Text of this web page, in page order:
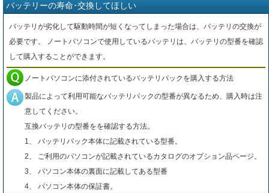
バッテリーの寿命･交換してほしい
バッテリが劣化して駆動時間が短くなってしまった場合は、バッテリの交換が
必要です。 ノートパソコンで使用しているバッテリは、バッテリの型番を確認
して購入することができます。
ノートパソコンに添付されているバッテリパックを購入する方法
製品によって利用可能なバッテリパックの型番が異なるため、購入時は注
意してください。
互換バッテリの型番をを確認する方法。
1、 バッテリパック本体に記載されている型番。
2、 ご利用のパソコンが記載されているカタログのオプション品ページ。
3、 パソコン本体の裏面に記載してある型番
4、 パソコン本体の保証書。